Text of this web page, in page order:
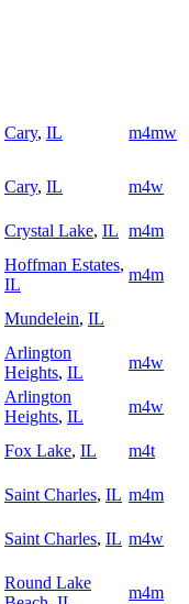
Cary, IL m4mw
Cary, IL
m4w
Crystal Lake, IL m4m
Hoffman Estates,
IL
m4m
Mundelein, IL
Arlington
Heights, IL
m4w
Arlington
Heights, IL
m4w
Fox Lake, IL
m4t
Saint Charles, IL m4m
Saint Charles, IL m4w
Round Lake
m4m